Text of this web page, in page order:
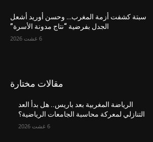
سبتة كشفت أزمة المغرب… وحسن أوريد أشعل
الجدل بفرضية “نتاج مدونة الأسرة”
6 غشت 2026
مقالات مختارة
الرياضة المغربية بعد باريس.. هل بدأ العد
التنازلي لمعركة محاسبة الجامعات الرياضية؟
6 غشت 2026